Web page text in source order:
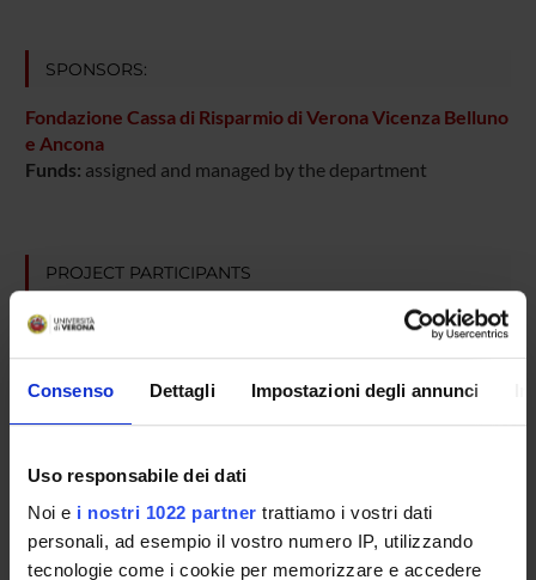
Consenso Dettagli Impostazioni degli annunci
Uso responsabile dei dati
Noi e i nostri 1022 partner trattiamo i vostri dati
personali, ad esempio il vostro numero IP, utilizzando
tecnologie come i cookie per memorizzare e accedere
SPONSORS:
Fondazione Cassa di Risparmio di Verona Vicenza Belluno
e Ancona
Funds: assigned and managed by the department
PROJECT PARTICIPANTS
Massimo Falconi
Aldo Mombello
Paolo Pederzoli
Full Professor
Claudio Sorio
Associate Professor